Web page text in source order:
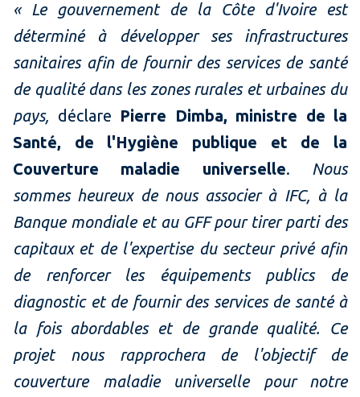
« Le gouvernement de la Côte d'Ivoire est
déterminé à développer ses infrastructures
sanitaires afin de fournir des services de santé
de qualité dans les zones rurales et urbaines du
pays,
déclare Pierre Dimba, ministre de la
Santé, de l'Hygiène publique et de la
Couverture maladie universelle. Nous
sommes heureux de nous associer à IFC, à la
Banque mondiale et au GFF pour tirer parti des
capitaux et de l'expertise du secteur privé afin
de renforcer les équipements publics de
diagnostic et de fournir des services de santé à
la fois abordables et de grande qualité. Ce
projet nous rapprochera de l'objectif de
couverture maladie universelle pour notre